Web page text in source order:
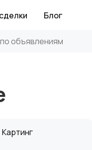
Блог
Картинг